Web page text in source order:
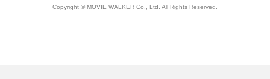
Copyright © MOVIE WALKER Co., Ltd. All Rights Reserved.